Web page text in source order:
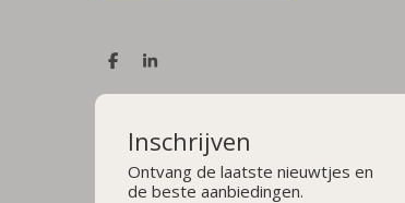
D
l
S
a
Inschrijven
Ontvang de laatste nieuwtjes en
de beste aanbiedingen.